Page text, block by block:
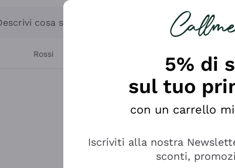
cosa stai cercando
Rossi
5% di
sul tuo
con un carrello
Iscriviti alla nostra
sconti,